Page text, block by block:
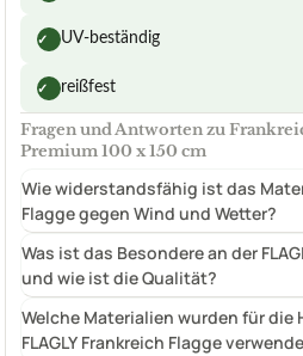
✓ UV-beständig
✓ reißfest
Fragen und Antworten zu
Premium 100 x 150 cm
Wie widerstandsfähig ist das
Flagge gegen Wind und Wetter?
Was ist das Besondere an der
und wie ist die Qualität?
Welche Materialien wurden für die
FLAGLY Frankreich Flagge